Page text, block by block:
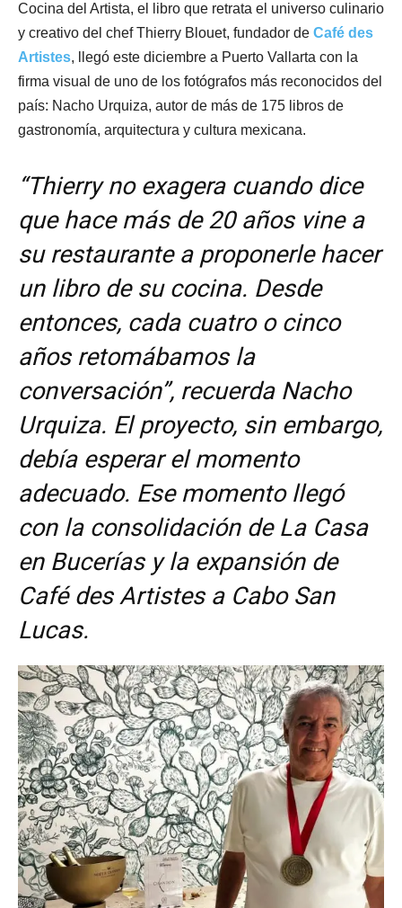
Cocina del Artista, el libro que retrata el universo culinario
y creativo del chef Thierry Blouet, fundador de Café des
Artistes, llegó este diciembre a Puerto Vallarta con la
firma visual de uno de los fotógrafos más reconocidos del
país: Nacho Urquiza, autor de más de 175 libros de
gastronomía, arquitectura y cultura mexicana.
“Thierry no exagera cuando dice
que hace más de 20 años vine a
su restaurante a proponerle hacer
un libro de su cocina. Desde
entonces, cada cuatro o cinco
años retomábamos la
conversación”, recuerda Nacho
Urquiza. El proyecto, sin embargo,
debía esperar el momento
adecuado. Ese momento llegó
con la consolidación de La Casa
en Bucerías y la expansión de
Café des Artistes a Cabo San
Lucas.